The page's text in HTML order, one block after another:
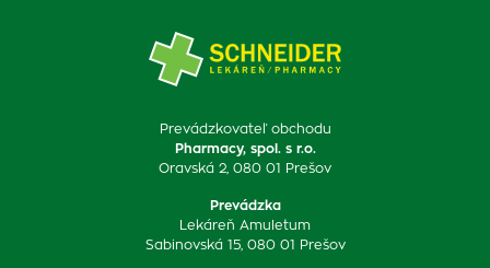
Prevádzkovateľ obchodu
Pharmacy, spol. s r.o.
Oravská 2, 080 01 Prešov
Prevádzka
Lekáreň Amuletum
Sabinovská 15, 080 01 Prešov